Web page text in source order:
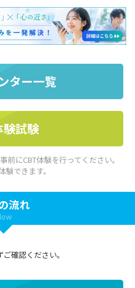
ター一覧
験試験
にCBT体験を行ってください。
できます。
流れ
確認ください。